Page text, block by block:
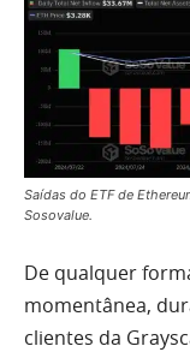
Saídas do ETF de
Sosovalue.
De qualquer
momentânea,
clientes da